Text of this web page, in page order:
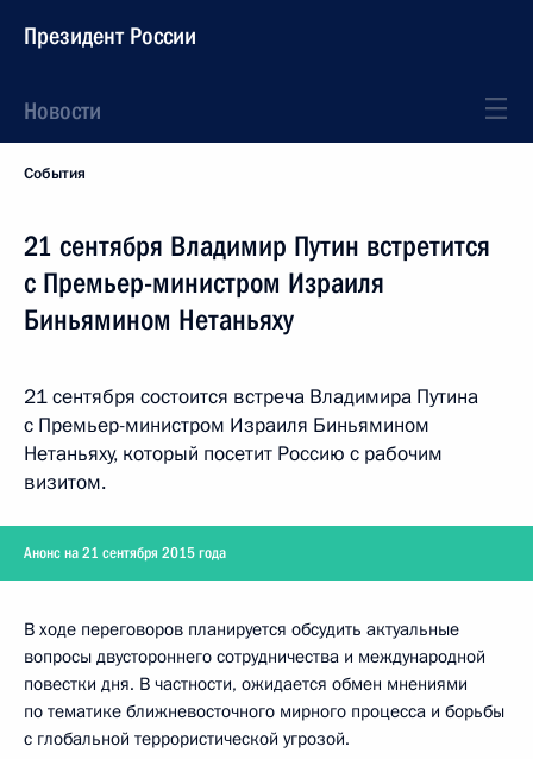
Президент России
Новости
События
21 сентября Владимир Путин встретится
с Премьер-министром Израиля
Биньямином Нетаньяху
21 сентября состоится встреча Владимира Путина
с Премьер-министром Израиля Биньямином
Нетаньяху, который посетит Россию с рабочим
визитом.
Анонс на 21 сентября 2015 года
В ходе переговоров планируется обсудить актуальные
вопросы двустороннего сотрудничества и международной
повестки дня. В частности, ожидается обмен мнениями
по тематике ближневосточного мирного процесса и борьбы
с глобальной террористической угрозой.